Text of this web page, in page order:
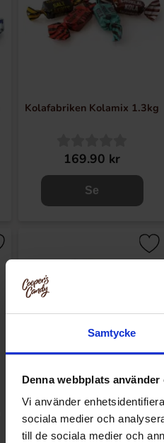
Samtycke
Denna webbplats använder
Vi använder
sociala medier och
till de sociala medier och
Kolafabriken Kolamix 1.3kg
169.90 kr
Se
Kolafabriken Gräddkola 140g